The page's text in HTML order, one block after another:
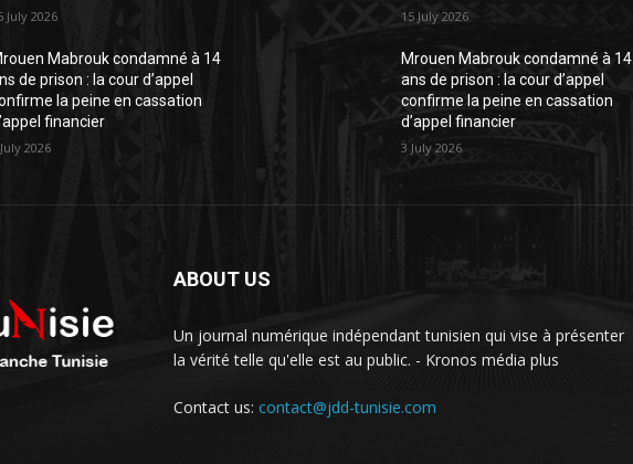
July 2026
Mabrouk condamné à 14
de prison : la cour d’appel
la peine en cassation
financier
2026
15 July 2026
Mrouen Mabrouk condamné à 14
ans de prison : la cour d’appel
confirme la peine en cassation
d’appel financier
3 July 2026
ABOUT US
Un journal numérique indépendant tunisien qui vise à présenter
la vérité telle qu'elle est au public. - Kronos média plus
Contact us: contact@jdd-tunisie.com